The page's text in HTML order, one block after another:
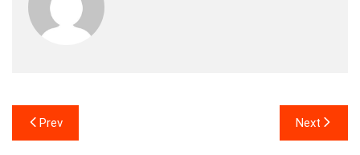
Post
navigation
Prev Next